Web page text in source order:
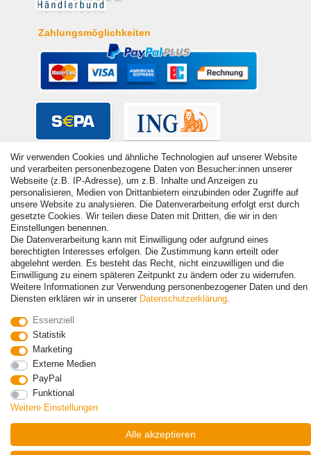
Zahlungsmöglichkeiten
© Copyright 2026 | Alle Rechte vorbehalten. - Alle Rechte vorbehalten.
Preisangaben inkl. gesetzl. 19% MwSt. | Grundpreise siehe Artikeldetail | *Gilt für
Lieferungen nach Deutschland!
Vertrag widerrufen
Wir verwenden Cookies und ähnliche Technologien auf unserer Website
und verarbeiten personenbezogene Daten von Besucher:innen unserer
Webseite (z.B. IP-Adresse), um z.B. Inhalte und Anzeigen zu
personalisieren, Medien von Drittanbietern einzubinden oder Zugriffe auf
unsere Website zu analysieren. Die Datenverarbeitung erfolgt erst durch
gesetzte Cookies. Wir teilen diese Daten mit Dritten, die wir in den
Einstellungen benennen.
Die Datenverarbeitung kann mit Einwilligung oder aufgrund eines
berechtigten Interesses erfolgen. Die Zustimmung kann erteilt oder
abgelehnt werden. Es besteht das Recht, nicht einzuwilligen und die
Einwilligung zu einem späteren Zeitpunkt zu ändern oder zu widerrufen.
Weitere Informationen zur Verwendung personenbezogener Daten und den
Diensten erklären wir in unserer Daten­schutz­erklärung.
Essenziell
Statistik
Marketing
Externe Medien
PayPal
Funktional
Weitere Einstellungen
Alle akzeptieren